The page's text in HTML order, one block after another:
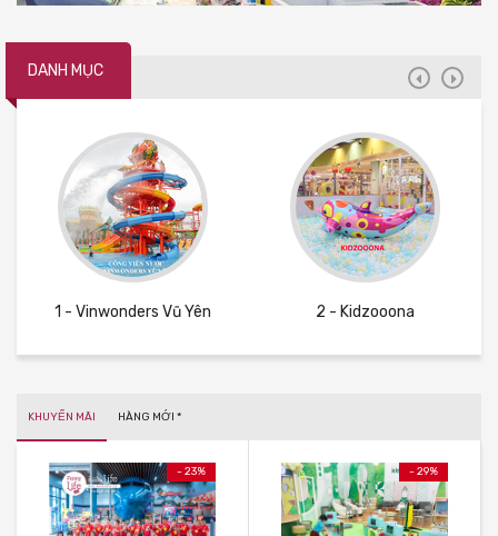
DANH MỤC
1 - Vinwonders Vũ Yên 2 - Kidzooona
KHUYẾN MÃI HÀNG MỚI *
- 23% - 29%